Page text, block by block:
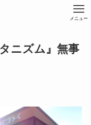
メニュー
ニズム』無事